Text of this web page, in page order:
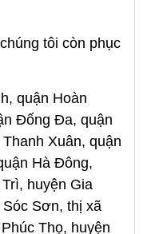
tôi còn phục
quận Hoàn
Đống Đa, quận
Xuân, quận
Hà Đông,
huyện Gia
Sơn, thị xã
Thọ, huyện